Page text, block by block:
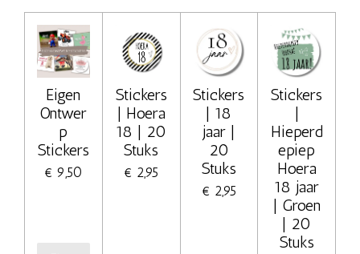
Eigen
Ontwer
p
Stickers
€ 9,50
Stickers
| Hoera
18 | 20
Stuks
€ 2,95
Stickers
| 18
jaar |
20
Stuks
€ 2,95
Stickers
|
Hieperd
epiep
Hoera
18 jaar
| Groen
| 20
Stuks